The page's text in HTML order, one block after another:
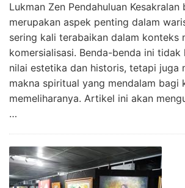
Lukman Zen Pendahuluan Kesakralan
merupakan aspek penting dalam
sering kali terabaikan dalam konteks
komersialisasi. Benda-benda ini tidak
nilai estetika dan historis, tetapi juga
makna spiritual yang mendalam bagi
memeliharanya. Artikel ini akan
…